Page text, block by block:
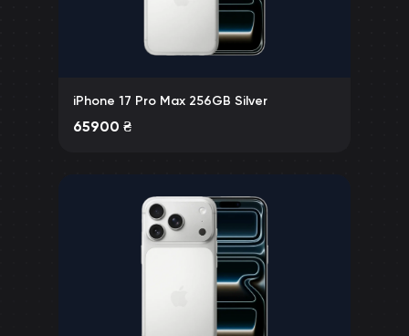
iPhone 17 Pro Max 256GB Silver
65900 ₴